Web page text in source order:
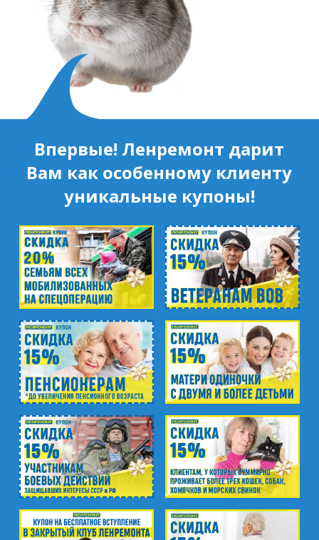
Впервые! Ленремонт дарит
Вам как особенному клиенту
уникальные купоны!